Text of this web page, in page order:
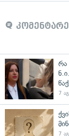
რა
7
7